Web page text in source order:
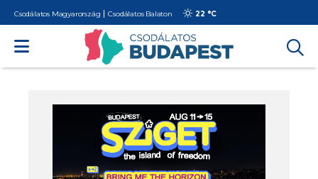
Csodálatos Magyarország Csodálatos Balaton 22 °C